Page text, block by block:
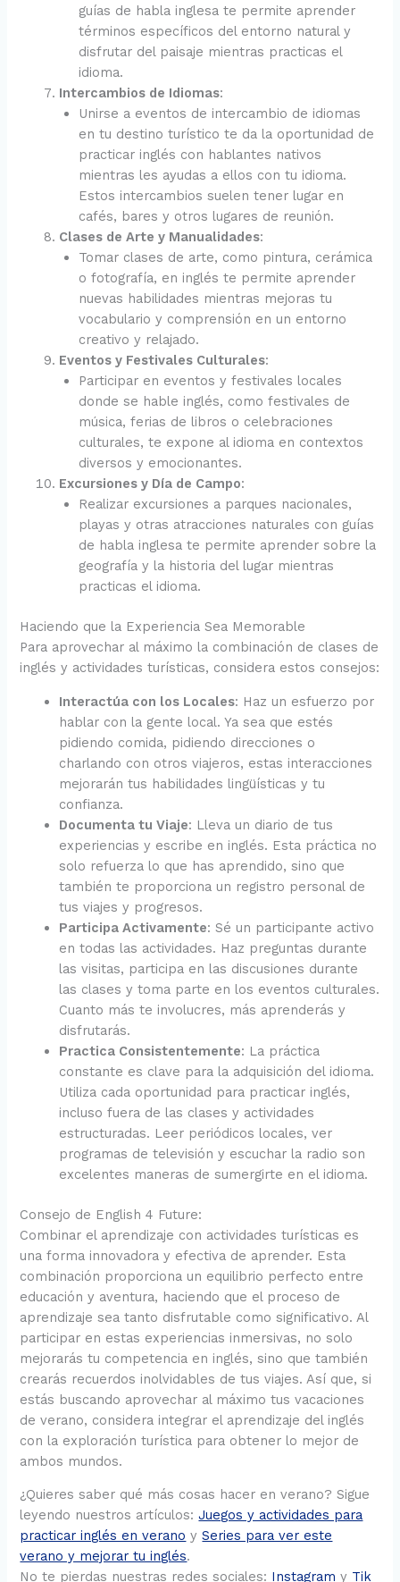
guías de habla inglesa te permite aprender
términos específicos del entorno natural y
disfrutar del paisaje mientras practicas el
idioma.
Intercambios de Idiomas:
Unirse a eventos de intercambio de idiomas
en tu destino turístico te da la oportunidad de
practicar inglés con hablantes nativos
mientras les ayudas a ellos con tu idioma.
Estos intercambios suelen tener lugar en
cafés, bares y otros lugares de reunión.
Clases de Arte y Manualidades:
Tomar clases de arte, como pintura, cerámica
o fotografía, en inglés te permite aprender
nuevas habilidades mientras mejoras tu
vocabulario y comprensión en un entorno
creativo y relajado.
Eventos y Festivales Culturales:
Participar en eventos y festivales locales
donde se hable inglés, como festivales de
música, ferias de libros o celebraciones
culturales, te expone al idioma en contextos
diversos y emocionantes.
Excursiones y Día de Campo:
Realizar excursiones a parques nacionales,
playas y otras atracciones naturales con guías
de habla inglesa te permite aprender sobre la
geografía y la historia del lugar mientras
practicas el idioma.
Haciendo que la Experiencia Sea Memorable
Para aprovechar al máximo la combinación de clases de
inglés y actividades turísticas, considera estos consejos:
Interactúa con los Locales: Haz un esfuerzo por
hablar con la gente local. Ya sea que estés
pidiendo comida, pidiendo direcciones o
charlando con otros viajeros, estas interacciones
mejorarán tus habilidades lingüísticas y tu
confianza.
Documenta tu Viaje: Lleva un diario de tus
experiencias y escribe en inglés. Esta práctica no
solo refuerza lo que has aprendido, sino que
también te proporciona un registro personal de
tus viajes y progresos.
Participa Activamente: Sé un participante activo
en todas las actividades. Haz preguntas durante
las visitas, participa en las discusiones durante
las clases y toma parte en los eventos culturales.
Cuanto más te involucres, más aprenderás y
disfrutarás.
Practica Consistentemente: La práctica
constante es clave para la adquisición del idioma.
Utiliza cada oportunidad para practicar inglés,
incluso fuera de las clases y actividades
estructuradas. Leer periódicos locales, ver
programas de televisión y escuchar la radio son
excelentes maneras de sumergirte en el idioma.
Consejo de English 4 Future:
Combinar el aprendizaje con actividades turísticas es
una forma innovadora y efectiva de aprender. Esta
combinación proporciona un equilibrio perfecto entre
educación y aventura, haciendo que el proceso de
aprendizaje sea tanto disfrutable como significativo. Al
participar en estas experiencias inmersivas, no solo
mejorarás tu competencia en inglés, sino que también
crearás recuerdos inolvidables de tus viajes. Así que, si
estás buscando aprovechar al máximo tus vacaciones
de verano, considera integrar el aprendizaje del inglés
con la exploración turística para obtener lo mejor de
ambos mundos.
¿Quieres saber qué más cosas hacer en verano? Sigue
leyendo nuestros artículos:Juegos y actividades para
practicar inglés en verano ySeries para ver este
verano y mejorar tu inglés.
No te pierdas nuestras redes sociales: Instagram y Tik